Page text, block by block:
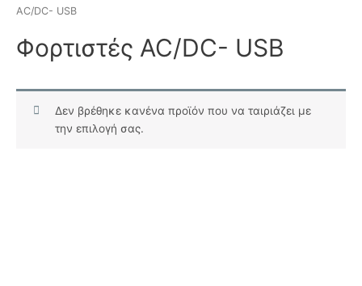
AC/DC- USB
Φορτιστές AC/DC- USB
Δεν βρέθηκε κανένα προϊόν που να ταιριάζει με
την επιλογή σας.